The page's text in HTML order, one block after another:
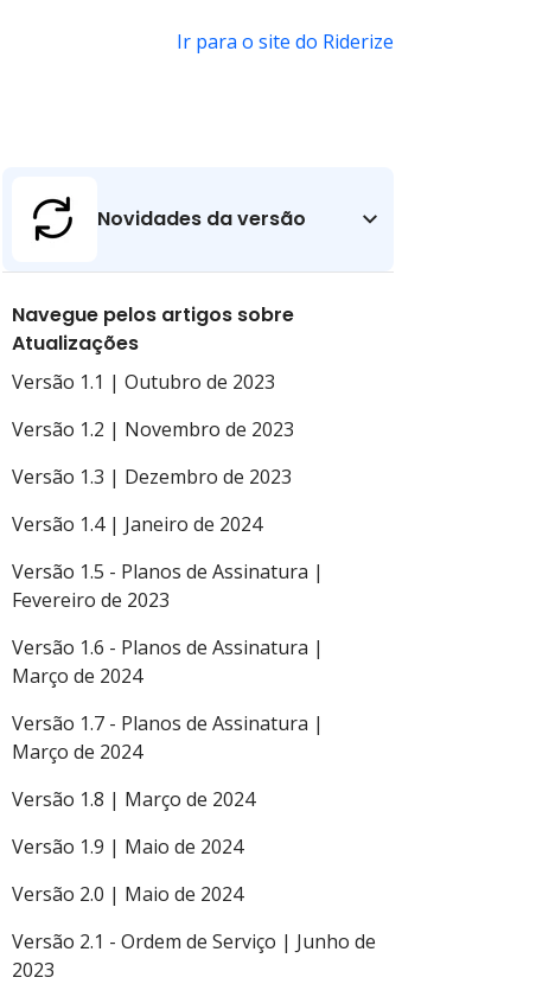
Ir para o site do Riderize
Novidades da versão
Navegue pelos artigos sobre
Atualizações
Versão 1.1 | Outubro de 2023
Versão 1.2 | Novembro de 2023
Versão 1.3 | Dezembro de 2023
Versão 1.4 | Janeiro de 2024
Versão 1.5 - Planos de Assinatura |
Fevereiro de 2023
Versão 1.6 - Planos de Assinatura |
Março de 2024
Versão 1.7 - Planos de Assinatura |
Março de 2024
Versão 1.8 | Março de 2024
Versão 1.9 | Maio de 2024
Versão 2.0 | Maio de 2024
Versão 2.1 - Ordem de Serviço | Junho de
2023